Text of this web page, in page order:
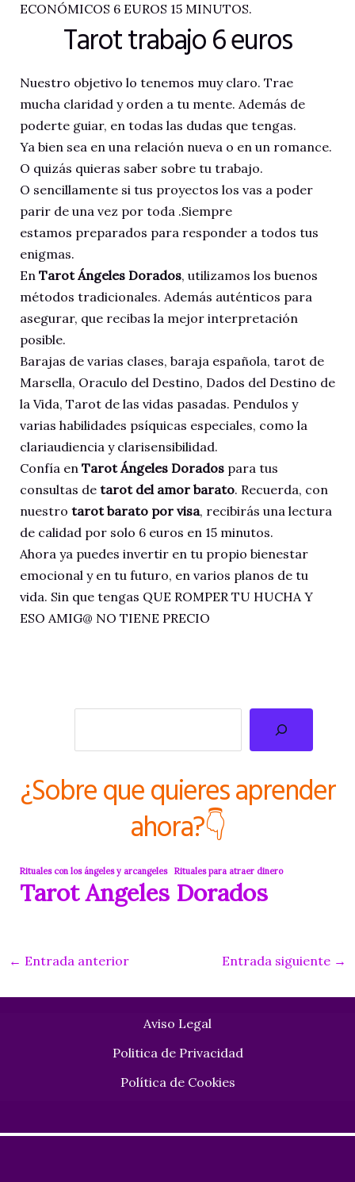
ECONÓMICOS 6 EUROS 15 MINUTOS.
Tarot trabajo 6 euros
Nuestro objetivo lo tenemos muy claro. Trae
mucha claridad y orden a tu mente. Además de
poderte guiar, en todas las dudas que tengas.
Ya bien sea en una relación nueva o en un romance.
O quizás quieras saber sobre tu trabajo.
O sencillamente si tus proyectos los vas a poder
parir de una vez por toda .Siempre
estamos preparados para responder a todos tus
enigmas.
En Tarot Ángeles Dorados, utilizamos los buenos
métodos tradicionales. Además auténticos para
asegurar, que recibas la mejor interpretación
posible.
Barajas de varias clases, baraja española, tarot de
Marsella, Oraculo del Destino, Dados del Destino de
la Vida, Tarot de las vidas pasadas. Pendulos y
varias habilidades psíquicas especiales, como la
clariaudiencia y clarisensibilidad.
Confía en Tarot Ángeles Doradospara tus
consultas de tarot del amor barato. Recuerda, con
nuestro tarot barato por visa, recibirás una lectura
de calidad por solo 6 euros en 15 minutos.
Ahora ya puedes invertir en tu propio bienestar
emocional y en tu futuro, en varios planos de tu
vida. Sin que tengas QUE ROMPER TU HUCHA Y
ESO AMIG@ NO TIENE PRECIO
¿Sobre que quieres aprender
ahora?👇
Rituales con los ángeles y arcangeles Rituales para atraer dinero
Tarot Angeles Dorados
Navegación
entradas
← Entrada anterior Entrada siguiente →
Aviso Legal
Politica de Privacidad
Política de Cookies